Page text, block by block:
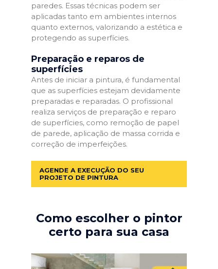
paredes. Essas técnicas podem ser
aplicadas tanto em ambientes internos
quanto externos, valorizando a estética e
protegendo as superfícies.
Preparação e reparos de
superfícies
Antes de iniciar a pintura, é fundamental
que as superfícies estejam devidamente
preparadas e reparadas. O profissional
realiza serviços de preparação e reparo
de superfícies, como remoção de papel
de parede, aplicação de massa corrida e
correção de imperfeições.
AGENDE A EXECUÇÃO DO SEU
PROJETO DE PINTURA
Como escolher o pintor
certo para sua casa